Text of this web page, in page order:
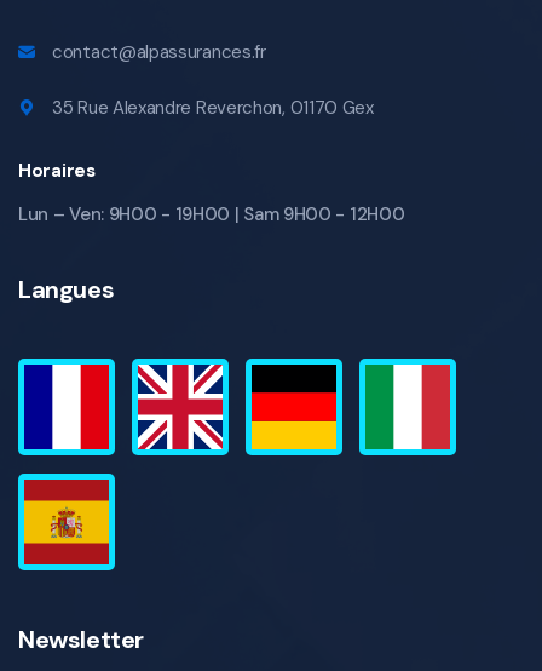
contact@alpassurances.fr
35 Rue Alexandre Reverchon, 01170 Gex
Horaires
Lun – Ven: 9H00 - 19H00 | Sam 9H00 - 12H00
Langues
Newsletter